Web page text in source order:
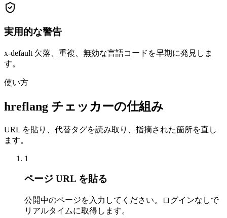
実用的な警告
x-default 欠落、重複、無効な言語コードを早期に発見しま
す。
使い方
hreflang チェッカーの仕組み
URL を貼り、代替タグを読み取り、指摘された箇所を直し
ます。
1
ページ URL を貼る
公開中のページを入力してください。ログインなしで
リアルタイムに取得します。